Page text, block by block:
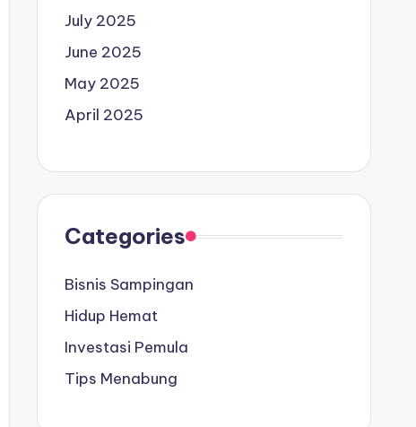
July 2025
June 2025
May 2025
April 2025
Categories
Bisnis Sampingan
Hidup Hemat
Investasi Pemula
Tips Menabung